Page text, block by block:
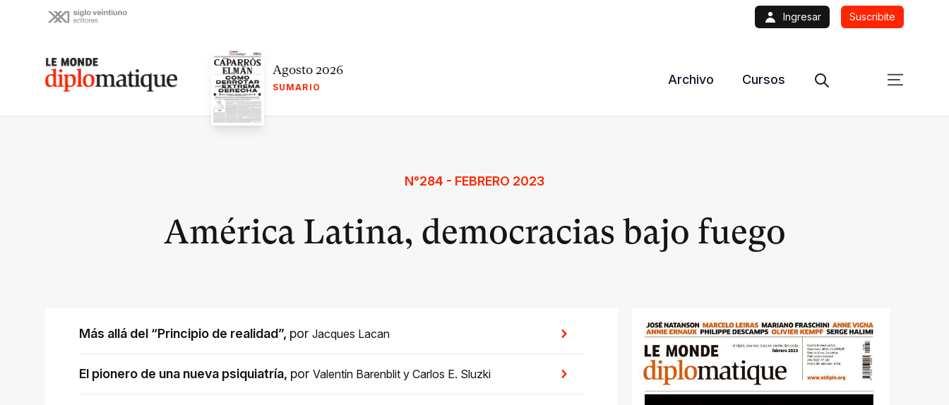
Ingresar Suscribite
Le monde diplomatique Agosto 2026
SUMARIO
Archivo Cursos
N°284 - FEBRERO 2023
América Latina, democracias bajo fuego
Más allá del “Principio de realidad”, por Jacques Lacan
El pionero de una nueva psiquiatría, por Valentín Barenblit y Carlos E. Sluzki